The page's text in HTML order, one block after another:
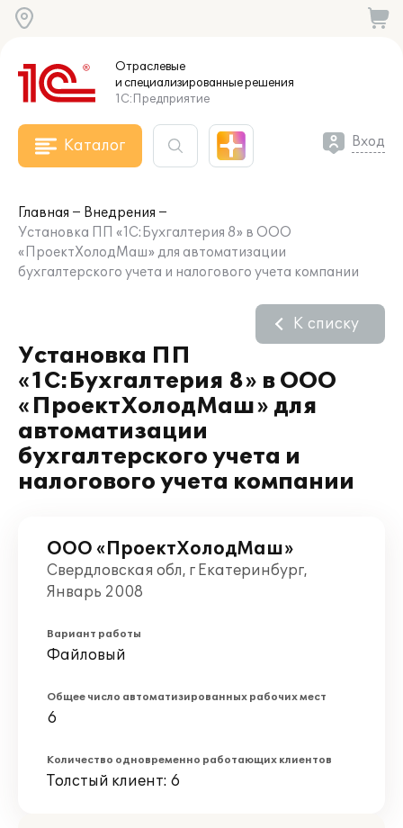
Отраслевые
и специализированныерешения
1С:Предприятие
Каталог Вход
Главная
Внедрения
Установка ПП «1С:Бухгалтерия 8» в ООО
«ПроектХолодМаш» для автоматизации
бухгалтерского учета и налогового учета компании
Установка ПП
«1С:Бухгалтерия 8» в ООО
«ПроектХолодМаш» для
автоматизации
бухгалтерского учета и
налогового учета компании
К списку
ООО «ПроектХолодМаш»
Свердловская обл, г Екатеринбург,
Январь 2008
Вариант работы
Файловый
Общее число автоматизированных рабочих мест
6
Количество одновременно работающих клиентов
Толстый клиент: 6